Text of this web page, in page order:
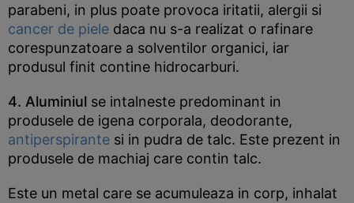
parabeni, in plus poate provoca iritatii, alergii si
cancer de piele daca nu s-a realizat o rafinare
corespunzatoare a solventilor organici, iar
produsul finit contine hidrocarburi.
4. Aluminiul se intalneste predominant in
produsele de igena corporala, deodorante,
antiperspirante si in pudra de talc. Este prezent in
produsele de machiaj care contin talc.
Este un metal care se acumuleaza in corp, inhalat